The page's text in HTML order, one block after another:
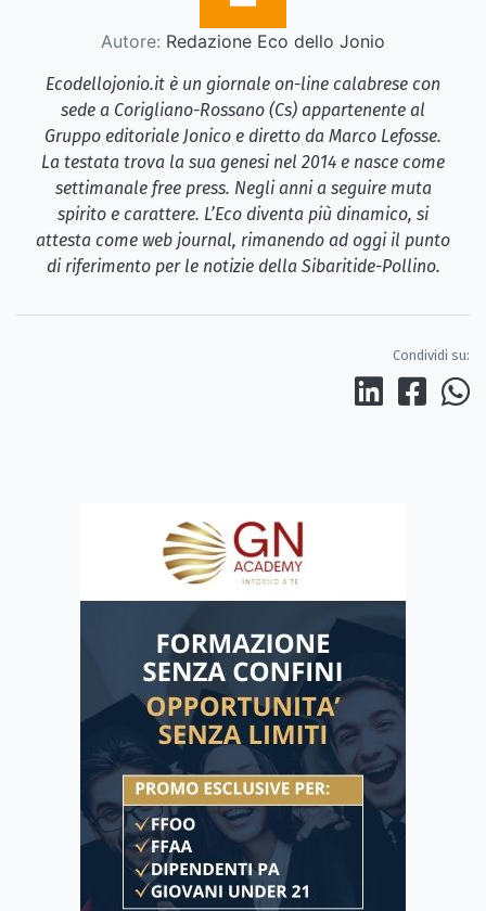
Autore: Redazione Eco dello Jonio
Ecodellojonio.it è un giornale on-line calabrese con
sede a Corigliano-Rossano (Cs) appartenente al
Gruppo editoriale Jonico e diretto da Marco Lefosse.
La testata trova la sua genesi nel 2014 e nasce come
settimanale free press. Negli anni a seguire muta
spirito e carattere. L’Eco diventa più dinamico, si
attesta come web journal, rimanendo ad oggi il punto
di riferimento per le notizie della Sibaritide-Pollino.
Condividi su: